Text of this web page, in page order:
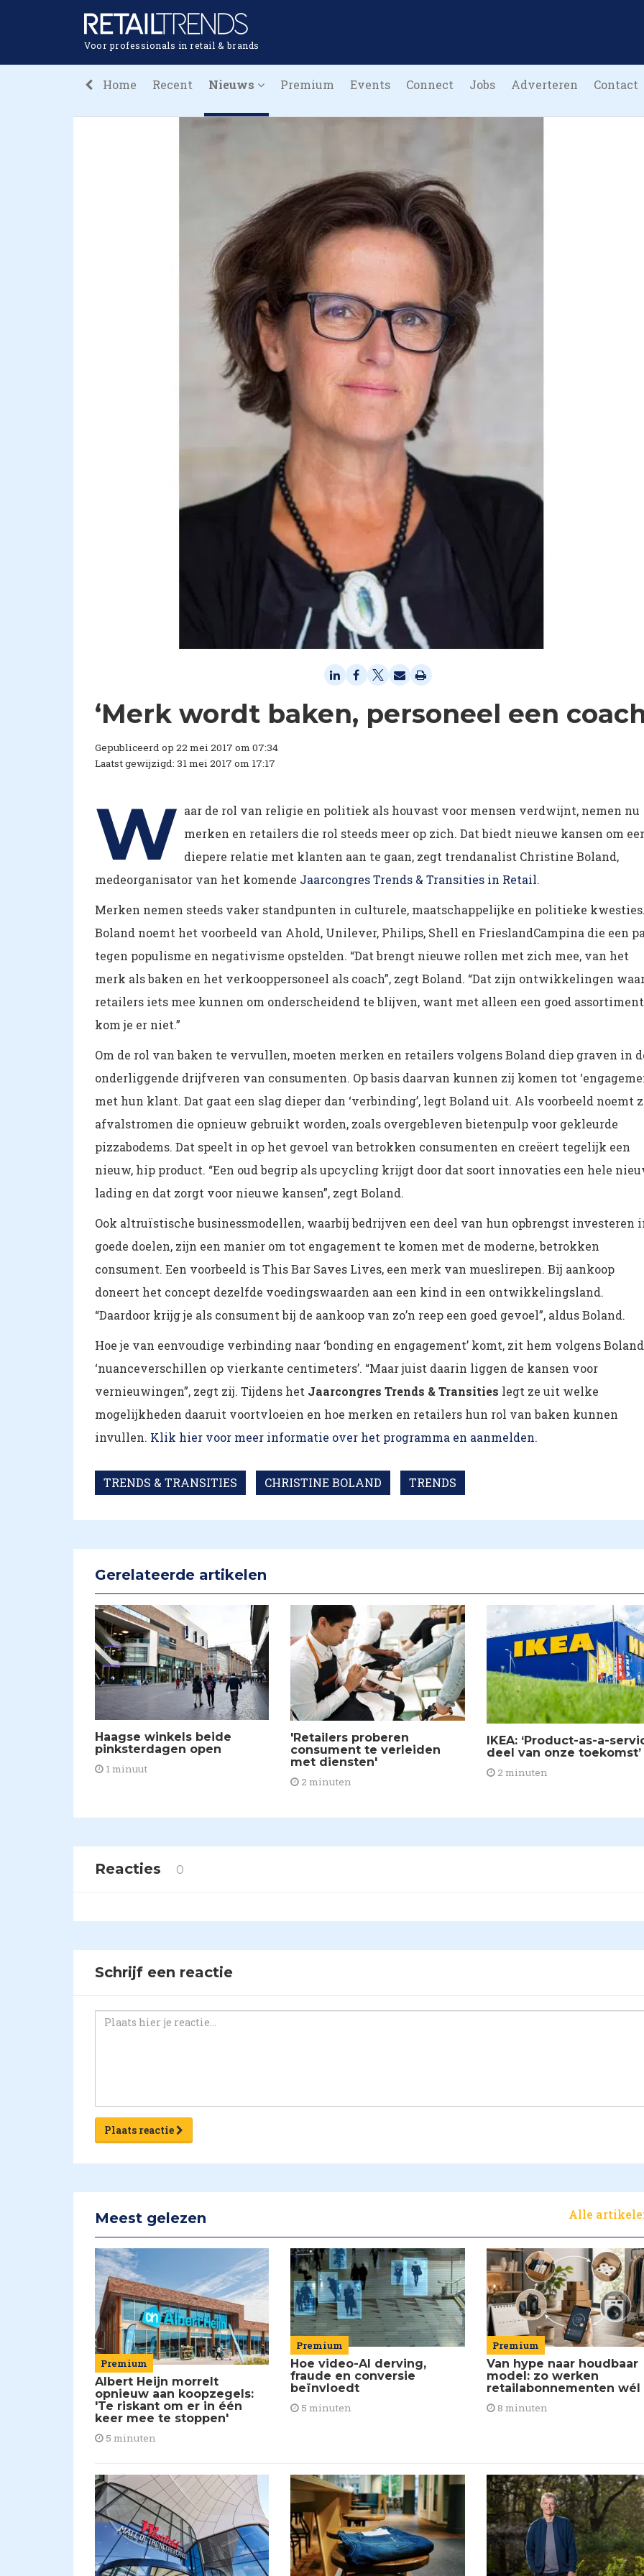
Voor professionals in retail & brands
Home Recent Nieuws Premium Events Connect Jobs Adverteren Contact
​‘Merk wordt baken, personeel een
Gepubliceerd op 22 mei 2017 om 07:34
Laatst gewijzigd: 31 mei 2017 om 17:17
W aar de rol van religie en politiek als houvast voor mensen verdwijnt, nemen nu
merken en retailers die rol steeds meer op zich. Dat biedt nieuwe kansen om
diepere relatie met klanten aan te gaan, zegt trendanalist Christine Boland,
medeorganisator van het komende Jaarcongres Trends & Transities in Retail.
Merken nemen steeds vaker standpunten in culturele, maatschappelijke en politieke
Boland noemt het voorbeeld van Ahold, Unilever, Philips, Shell en FrieslandCampina die een
tegen populisme en negativisme opstelden. “Dat brengt nieuwe rollen met zich mee, van het
merk als baken en het verkooppersoneel als coach”, zegt Boland. “Dat zijn ontwikkelingen
retailers iets mee kunnen om onderscheidend te blijven, want met alleen een goed assortiment
kom je er niet.”
Om de rol van baken te vervullen, moeten merken en retailers volgens Boland diep graven in
onderliggende drijfveren van consumenten. Op basis daarvan kunnen zij komen tot
met hun klant. Dat gaat een slag dieper dan ‘verbinding’, legt Boland uit. Als voorbeeld noemt
afvalstromen die opnieuw gebruikt worden, zoals overgebleven bietenpulp voor gekleurde
pizzabodems. Dat speelt in op het gevoel van betrokken consumenten en creëert tegelijk een
nieuw, hip product. “Een oud begrip als upcycling krijgt door dat soort innovaties een hele
lading en dat zorgt voor nieuwe kansen”, zegt Boland.
Ook altruïstische businessmodellen, waarbij bedrijven een deel van hun opbrengst investeren
goede doelen, zijn een manier om tot engagement te komen met de moderne, betrokken
consument. Een voorbeeld is This Bar Saves Lives, een merk van mueslirepen. Bij aankoop
doneert het concept dezelfde voedingswaarden aan een kind in een ontwikkelingsland.
“Daardoor krijg je als consument bij de aankoop van zo’n reep een goed gevoel”, aldus Boland.
Hoe je van eenvoudige verbinding naar ‘bonding en engagement’ komt, zit hem volgens
‘nuanceverschillen op vierkante centimeters’. “Maar juist daarin liggen de kansen voor
vernieuwingen”, zegt zij. Tijdens het Jaarcongres Trends & Transities legt ze uit welke
mogelijkheden daaruit voortvloeien en hoe merken en retailers hun rol van baken kunnen
invullen. Klik hier voor meer informatie over het programma en aanmelden.
TRENDS & TRANSITIES CHRISTINE BOLAND TRENDS
Gerelateerde artikelen
​Haagse winkels beide
pinksterdagen open
1 minuut
'Retailers proberen
consument te verleiden
met diensten'
2 minuten
​IKEA: ‘Product-as-a-
deel van onze toekomst’
2 minuten
Reacties 0
Schrijf een reactie
Plaats reactie
Meest gelezen Alle
Premium
Albert Heijn morrelt
opnieuw aan koopzegels:
'Te riskant om er in één
keer mee te stoppen'
5 minuten
Premium
Hoe video-AI derving,
fraude en conversie
beïnvloedt
5 minuten
Premium
Van hype naar houdbaar
model: zo werken
retailabonnementen wél
8 minuten